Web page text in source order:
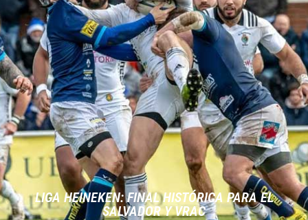
LIGA HEINEKEN: FINAL HISTÓRICA PARA EL
SALVADOR Y VRAC